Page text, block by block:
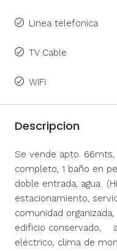
Linea telefonica
TV Cable
WiFi
Descripcion
Se vende apto.
completo, 1 baño en
doble entrada, agua
estacionamiento,
comunidad
edificio conservado,
eléctrico, clima de